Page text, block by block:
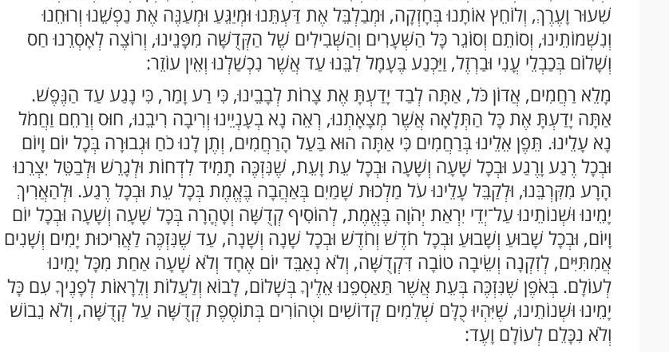
שִׁעוּר וָעֶרֶךְ, וְלוֹחֵץ אוֹתָנוּ בְּחָזְקָה, וּמְבַלְבֵּל אֶת דַּעְתֵּנוּ וּמְיַגֵּעַ וּמְעַנֶּה אֶת נַפְשֵׁנוּ וְרוּחֵנוּ
וְנִשְׁמוֹתֵינוּ, וְסוֹתֵם וְסוֹגֵר כָּל הַשְּׁעָרִים וְהַשְּׁבִילִים שֶׁל הַקְּדֻשָּׁה מִפָּנֵינוּ, וְרוֹצֶה לְאָסְרֵנוּ חַס
וְשָׁלוֹם בְּכַבְלֵי עֳנִי וּבַרְזֶל, וַיַּכְנַע בֶּעָמָל לִבֵּנוּ עַד אֲשֶׁר נִכְשַׁלְנוּ וְאֵין עוֹזֵר:
מָלֵא רַחֲמִים, אֲדוֹן כֹּל, אַתָּה לְבַד יָדַעְתָּ אֶת צָרוֹת לְבָבֵינוּ, כִּי רַע וָמַר, כִּי נָגַע עַד הַנֶּפֶשׁ.
אַתָּה יָדַעְתָּ אֶת כָּל הַתְּלָאָה אֲשֶׁר מְצָאָתְנוּ, רְאֵה נָא בְעָנְיֵינוּ וְרִיבָה רִיבֵנוּ, חוּס וְרַחֵם וַחֲמֹל
נָא עָלֵינוּ. תֵּפֶן אֵלֵינוּ בְּרַחֲמִים כִּי אַתָּה הוּא בַּעַל הָרַחֲמִים, וְתֶן לָנוּ כֹחַ וּגְבוּרָה בְּכָל יוֹם וָיוֹם
וּבְכָל רֶגַע וָרֶגַע וּבְכָל שָׁעָה וְשָׁעָה וּבְכָל עֵת וָעֵת, שֶׁנִּזְכֶּה תָמִיד לִדְחוֹת וּלְגָרֵשׁ וּלְבַטֵּל יִצְרֵנוּ
הָרָע מִקִּרְבֵּנוּ, וּלְקַבֵּל עָלֵינוּ עֹל מַלְכוּת שָׁמַיִם בְּאַהֲבָה בֶּאֱמֶת בְּכָל עֵת וּבְכָל רֶגַע. וּלְהַאֲרִיךְ
יָמֵינוּ וּשְׁנוֹתֵינוּ עַל־יְדֵי יִרְאַת יְהֹוָה בֶּאֱמֶת, לְהוֹסִיף קְדֻשָּׁה וְטָהֳרָה בְּכָל שָׁעָה וְשָׁעָה וּבְכָל יוֹם
וָיוֹם, וּבְכָל שָׁבוּעַ וְשָׁבוּעַ וּבְכָל חֹדֶשׁ וְחֹדֶשׁ וּבְכָל שָׁנָה וְשָׁנָה, עַד שֶׁנִּזְכֶּה לַאֲרִיכוּת יָמִים וְשָׁנִים
אֲמִתִּיִּים, לְזִקְנָה וְשֵׂיבָה טוֹבָה דִּקְדֻשָּׁה, וְלֹא נְאַבֵּד יוֹם אֶחָד וְלֹא שָׁעָה אַחַת מִכָּל יָמֵינוּ
לְעוֹלָם. בְּאֹפֶן שֶׁנִּזְכֶּה בְּעֵת אֲשֶׁר תַּאַסְפֵנוּ אֵלֶיךָ בְּשָׁלוֹם, לָבוֹא וְלַעֲלוֹת וְלֵרָאוֹת לְפָנֶיךָ עִם כָּל
יָמֵינוּ וּשְׁנוֹתֵינוּ, שֶׁיִּהְיוּ כֻלָּם שְׁלֵמִים קְדוֹשִׁים וּטְהוֹרִים בְּתוֹסֶפֶת קְדֻשָּׁה עַל קְדֻשָּׁה, וְלֹא נֵבוֹשׁ
וְלֹא נִכָּלֵם לְעוֹלָם וָעֶד: